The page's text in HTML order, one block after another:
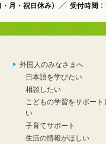
外国人のみなさまへ
日本語を学びたい
相談したい
こどもの学習をサポート
い
子育てサポート
生活の情報がほしい